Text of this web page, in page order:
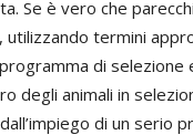
Se è vero che
termini
di selezione
degli animali in
di un serio